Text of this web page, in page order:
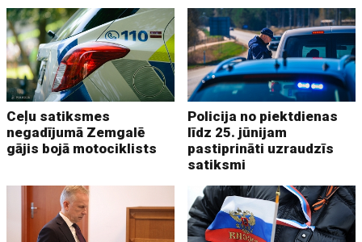
Ceļu satiksmes
negadījumā Zemgalē
gājis bojā motociklists
Policija no piektdienas
līdz 25. jūnijam
pastiprināti uzraudzīs
satiksmi